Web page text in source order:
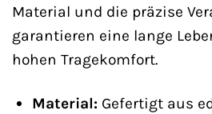
Material und die präzise
garantieren eine lange
hohen Tragekomfort.
Material:Gefertigt aus